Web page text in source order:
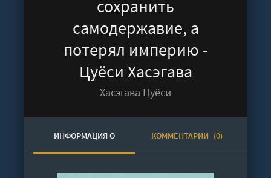
сохранить
самодержавие, а
потерял империю -
Цуёси Хасэгава
Хасэгава Цуёси
ИНФОРМАЦИЯ О
АУДИОКНИГЕ
КОММЕНТАРИИ (0)